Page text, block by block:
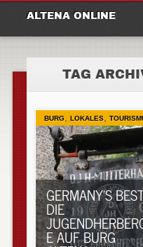
ALTENA ONLINE
TAG
BURG, LOKALES,
GERMANY’S
DIE
E AUF BURG